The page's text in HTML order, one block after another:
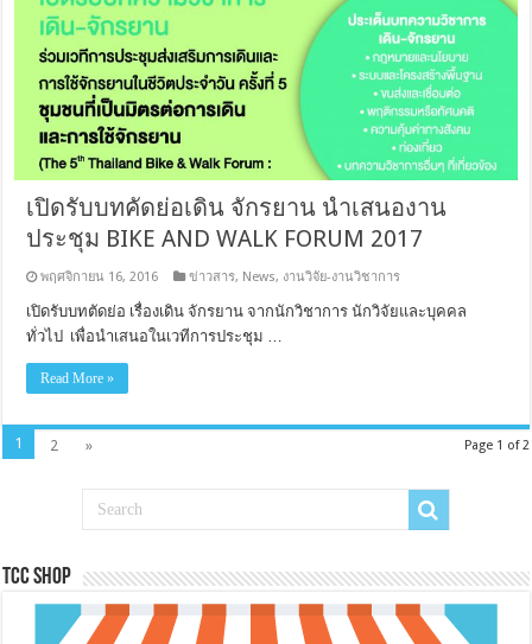
เปิดรับบทคัดย่อเดิน จักรยาน นำเสนองาน
ประชุม BIKE AND WALK FORUM 2017
พฤศจิกายน 16, 2016 ข่าวสาร, News, งานวิจัย-งานวิชาการ
เปิดรับบทตัดย่อ เรื่องเดิน จักรยาน จากนักวิชาการ นักวิจัยและบุคคล
ทั่วไป เพื่อนำเสนอในเวทีการประชุม …
Read More »
Page 1 of 2
1 2 »
Tcc Shop